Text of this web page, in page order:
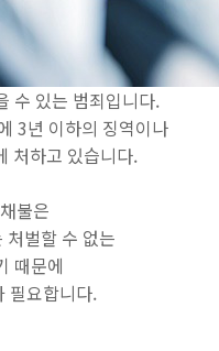
수 있는 범죄입니다.
3년 이하의 징역이나
처하고 있습니다.
불은
처벌할 수 없는
때문에
필요합니다.